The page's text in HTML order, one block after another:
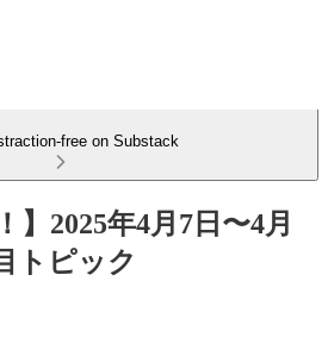
free on Substack
】2025年4月7日〜4月
トピック